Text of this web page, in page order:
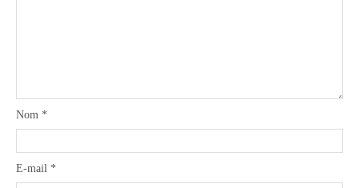
Halloween
Nom *
E-mail *